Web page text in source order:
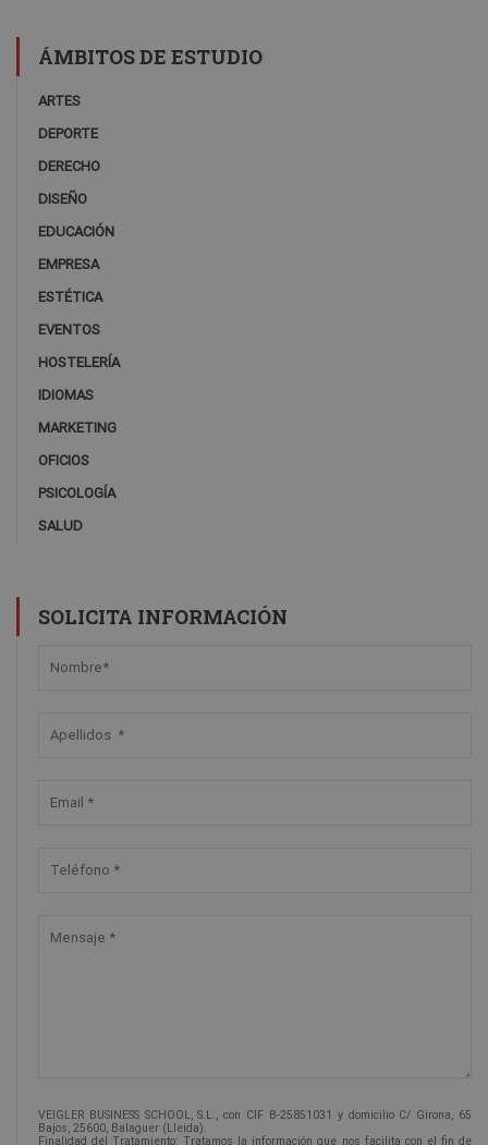
ÁMBITOS DE ESTUDIO
ARTES
DEPORTE
DERECHO
DISEÑO
EDUCACIÓN
EMPRESA
ESTÉTICA
EVENTOS
HOSTELERÍA
IDIOMAS
MARKETING
OFICIOS
PSICOLOGÍA
SALUD
SOLICITA INFORMACIÓN
VEIGLER BUSINESS SCHOOL, S.L., con CIF B-25851031 y domicilio C/ Girona, 65
Bajos, 25600, Balaguer (Lleida).
Finalidad del Tratamiento: Tratamos la información que nos facilita con el fin de